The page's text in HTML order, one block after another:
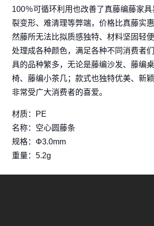
100％可循环利用也改善了真藤编藤家
裂变形、难清理等弊端，价格比真藤实
然藤所无法比拟质感独特、材料坚固轻
处理成各种颜色，满足各种不同消费者
具的品种繁多，无论是藤编沙发、藤编
椅、藤编小茶几；款式也独特优美、新
非常受广大消费者的喜爱。
材质：PE
名称：空心圆藤条
规格：Φ3.0mm
重量：5.2g